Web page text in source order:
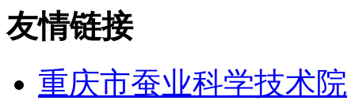
友情链接
重庆市蚕业科学技术院